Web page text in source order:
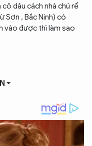
dâu cách nhà chú rể
Sơn , Bắc Ninh) có
vào được thì làm sao